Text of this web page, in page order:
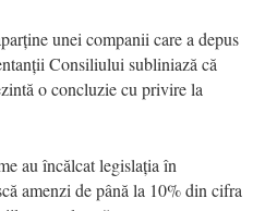
unei companii carea depus
Consiliului subliniază că
oconcluziecu privirela
au încălcat legislația în
amenzi de până la 10% din cifra